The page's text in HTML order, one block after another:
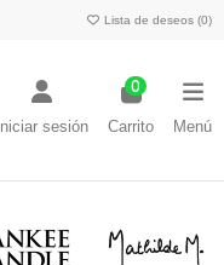
Lista de deseos (0)
Iniciar sesión
0
Carrito Menú